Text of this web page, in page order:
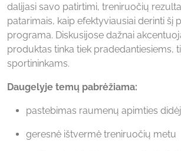
dalijasi savo patirtimi, treniruočių
patarimais, kaip efektyviausiai derinti šį
programa. Diskusijose dažnai
produktas tinka tiek pradedantiesiems,
sportininkams.
Daugelyje temų pabrėžiama:
pastebimas raumenų apimties
geresnė ištvermė treniruočių metu